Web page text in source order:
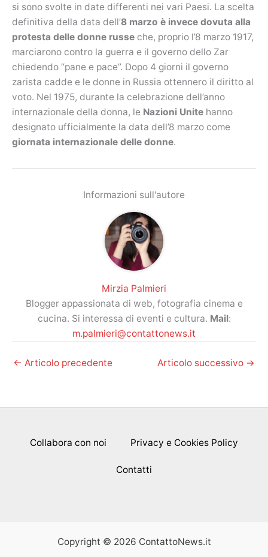
si sono svolte in date differenti nei vari Paesi. La scelta
definitiva della data dell’8 marzo è invece dovuta alla
protesta delle donne russe che, proprio l’8 marzo 1917,
marciarono contro la guerra e il governo dello Zar
chiedendo “pane e pace”. Dopo 4 giorni il governo
zarista cadde e le donne in Russia ottennero il diritto al
voto. Nel 1975, durante la celebrazione dell’anno
internazionale della donna, le Nazioni Unite hanno
designato ufficialmente la data dell’8 marzo come
giornata internazionale delle donne.
Informazioni sull'autore
Mirzia Palmieri
Blogger appassionata di web, fotografia cinema e
cucina. Si interessa di eventi e cultura. Mail:
m.palmieri@contattonews.it
← Articolo precedente Articolo successivo →
Collabora con noi Privacy e Cookies Policy
Contatti
Copyright © 2026 ContattoNews.it